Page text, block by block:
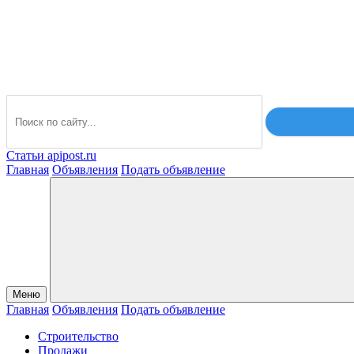
Статьи apipost.ru
Главная Объявления Подать объявление
Меню
Главная Объявления Подать объявление
Строительство
Продажи